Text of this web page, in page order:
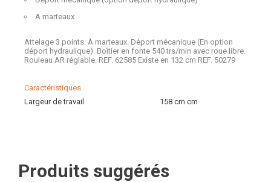
A marteaux
Caractéristiques
Largeur de travail
158 cm cm
Attelage 3 points. À marteaux. Déport mécanique (En option
déport hydraulique). Boîtier en fonte 540 trs/min avec roue libre.
Rouleau AR réglable. REF. 62585 Existe en 132 cm REF. 50279
Produits suggérés